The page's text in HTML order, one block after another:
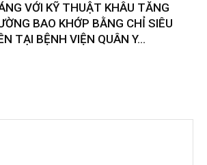
VỚI KỸ THUẬT KHÂU TĂNG
BAO KHỚP BẰNG CHỈ SIÊU
TẠI BỆNH VIỆN QUÂN Y...